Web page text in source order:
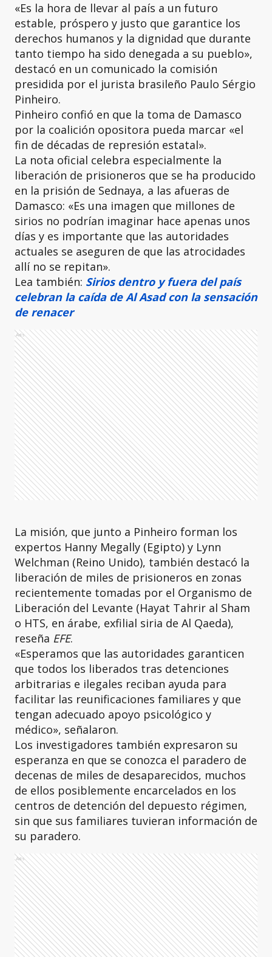
«Es la hora de llevar al país a un futuro
estable, próspero y justo que garantice los
derechos humanos y la dignidad que durante
tanto tiempo ha sido denegada a su pueblo»,
destacó en un comunicado la comisión
presidida por el jurista brasileño Paulo Sérgio
Pinheiro.
Pinheiro confió en que la toma de Damasco
por la coalición opositora pueda marcar «el
fin de décadas de represión estatal».
La nota oficial celebra especialmente la
liberación de prisioneros que se ha producido
en la prisión de Sednaya, a las afueras de
Damasco: «Es una imagen que millones de
sirios no podrían imaginar hace apenas unos
días y es importante que las autoridades
actuales se aseguren de que las atrocidades
allí no se repitan».
Lea también: Sirios dentro y fuera del país
celebran la caída de Al Asad con la sensación
de renacer
Ads
La misión, que junto a Pinheiro forman los
expertos Hanny Megally (Egipto) y Lynn
Welchman (Reino Unido), también destacó la
liberación de miles de prisioneros en zonas
recientemente tomadas por el Organismo de
Liberación del Levante (Hayat Tahrir al Sham
o HTS, en árabe, exfilial siria de Al Qaeda),
reseña EFE.
«Esperamos que las autoridades garanticen
que todos los liberados tras detenciones
arbitrarias e ilegales reciban ayuda para
facilitar las reunificaciones familiares y que
tengan adecuado apoyo psicológico y
médico», señalaron.
Los investigadores también expresaron su
esperanza en que se conozca el paradero de
decenas de miles de desaparecidos, muchos
de ellos posiblemente encarcelados en los
centros de detención del depuesto régimen,
sin que sus familiares tuvieran información de
su paradero.
Ads